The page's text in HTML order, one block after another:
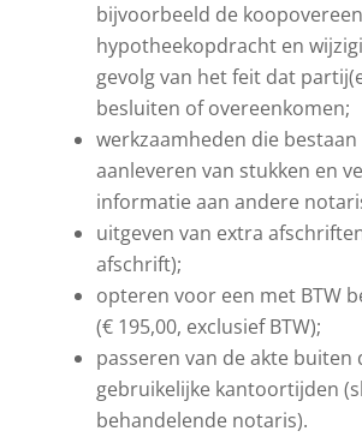
bijvoorbeeld de
hypotheekopdracht en
gevolg van het feit dat
besluiten of overeenkomen;
werkzaamheden die
aanleveren van stukken en
informatie aan andere
uitgeven van extra
afschrift);
opteren voor een met BTW
(€ 195,00, exclusief BTW);
passeren van de akte buiten
gebruikelijke kantoortijden
behandelende notaris).